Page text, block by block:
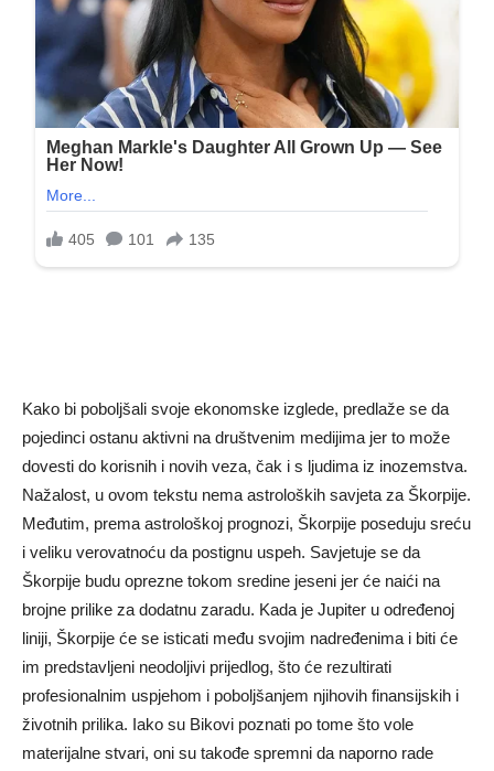
Kako bi poboljšali svoje ekonomske izglede, predlaže se da
pojedinci ostanu aktivni na društvenim medijima jer to može
dovesti do korisnih i novih veza, čak i s ljudima iz inozemstva.
Nažalost, u ovom tekstu nema astroloških savjeta za Škorpije.
Međutim, prema astrološkoj prognozi, Škorpije poseduju sreću
i veliku verovatnoću da postignu uspeh. Savjetuje se da
Škorpije budu oprezne tokom sredine jeseni jer će naići na
brojne prilike za dodatnu zaradu. Kada je Jupiter u određenoj
liniji, Škorpije će se isticati među svojim nadređenima i biti će
im predstavljeni neodoljivi prijedlog, što će rezultirati
profesionalnim uspjehom i poboljšanjem njihovih finansijskih i
životnih prilika. Iako su Bikovi poznati po tome što vole
materijalne stvari, oni su takođe spremni da naporno rade